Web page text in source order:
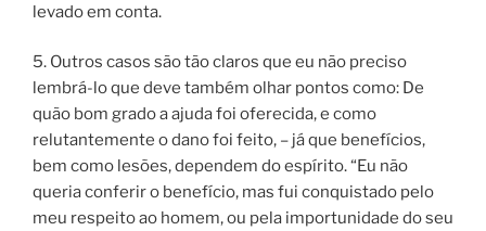
levado em conta.
5. Outros casos são tão claros que eu não preciso
lembrá-lo que deve também olhar pontos como: De
quão bom grado a ajuda foi oferecida, e como
relutantemente o dano foi feito, – já que benefícios,
bem como lesões, dependem do espírito. “Eu não
queria conferir o benefício, mas fui conquistado pelo
meu respeito ao homem, ou pela importunidade do seu